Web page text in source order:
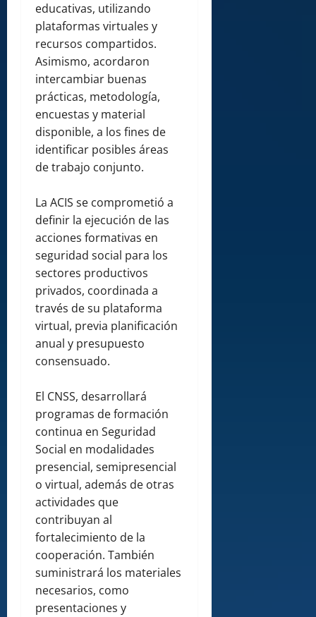
educativas, utilizando
plataformas virtuales y
recursos compartidos.
Asimismo, acordaron
intercambiar buenas
prácticas, metodología,
encuestas y material
disponible, a los fines de
identificar posibles áreas
de trabajo conjunto.
La ACIS se comprometió a
definir la ejecución de las
acciones formativas en
seguridad social para los
sectores productivos
privados, coordinada a
través de su plataforma
virtual, previa planificación
anual y presupuesto
consensuado.
El CNSS, desarrollará
programas de formación
continua en Seguridad
Social en modalidades
presencial, semipresencial
o virtual, además de otras
actividades que
contribuyan al
fortalecimiento de la
cooperación. También
suministrará los materiales
necesarios, como
presentaciones y